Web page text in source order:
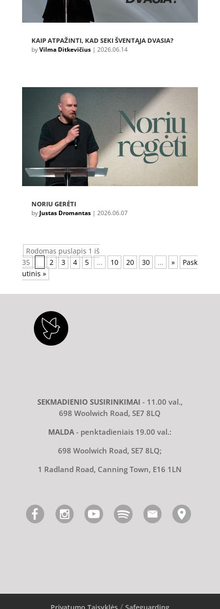
KAIP ATPAŽINTI, KAD SEKI ŠVENTĄJA DVASIA?
byVilma Ditkevičius| 2026.06.14
NORIU GERĖTI
by Justas Dromantas| 2026.06.07
Rodomas puslapis 1 iš
35
2 3 4 5 ... 10 20 30 ... »
Pask
utinis »
SEKMADIENIO SUSIRINKIMAI - 11.00 val.,
698 Woolwich Road, SE7 8LQ
MALDA- penktadieniais 19.00 val.:
698 Woolwich Road, SE7 8LQ;
1 Radland Road, Canning Town, E16 1LN